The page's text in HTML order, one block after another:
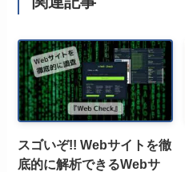
スゴいぞ!! Webサイトを徹
底的に解析できるWebサ